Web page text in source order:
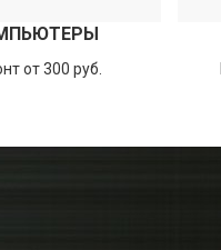
от 300 руб.